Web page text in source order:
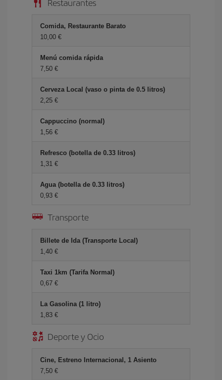
Comida, Restaurante Barato
10,00 €
Menú comida rápida
7,50 €
Cerveza Local (vaso o pinta de 0.5 litros)
2,25 €
Cappuccino (normal)
1,56 €
Refresco (botella de 0.33 litros)
1,31 €
Agua (botella de 0.33 litros)
0,93 €
Transporte
Billete de Ida (Transporte Local)
1,40 €
Taxi 1km (Tarifa Normal)
0,67 €
La Gasolina (1 litro)
1,83 €
Deporte y Ocio
Cine, Estreno Internacional, 1 Asiento
7,50 €